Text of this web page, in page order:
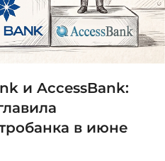
и AccessBank:
в июне